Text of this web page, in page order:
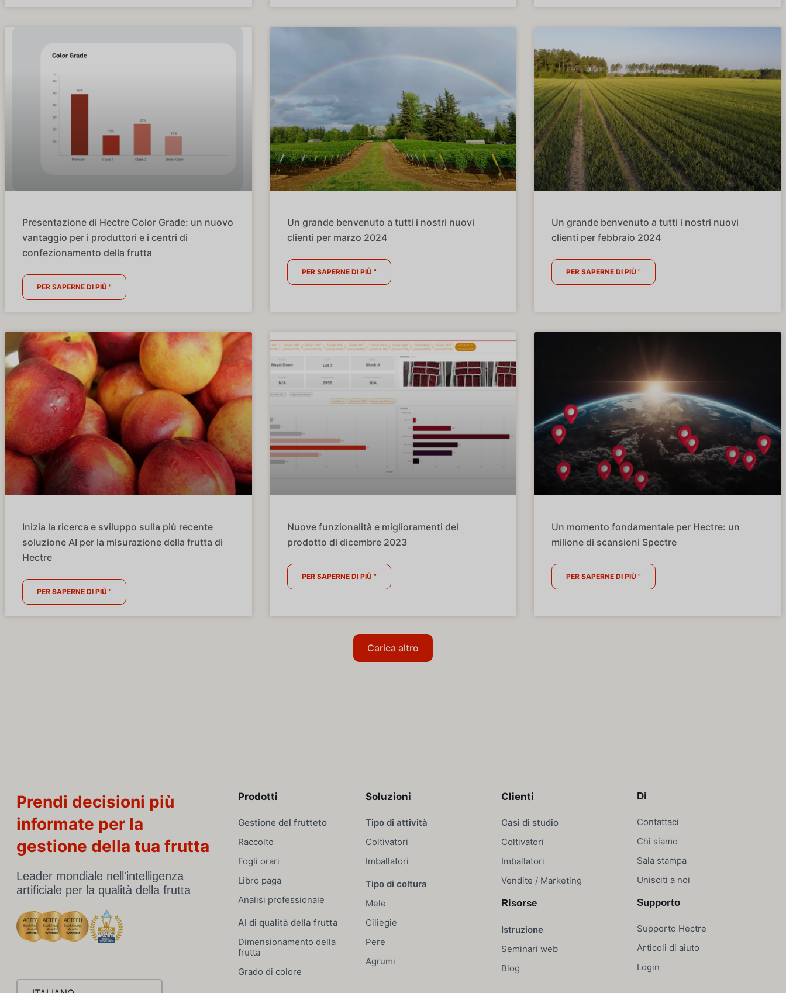
Presentazione di Hectre Color Grade: un nuovo
vantaggio per i produttori e i centri di
confezionamento della frutta
PER SAPERNE DI PIÙ "
Un grande benvenuto a tutti i nostri nuovi
clienti per marzo 2024
PER SAPERNE DI PIÙ "
Un grande benvenuto a tutti i nostri nuovi
clienti per febbraio 2024
PER SAPERNE DI PIÙ "
Inizia la ricerca e sviluppo sulla più recente
soluzione AI per la misurazione della frutta di
Hectre
PER SAPERNE DI PIÙ "
Nuove funzionalità e miglioramenti del
prodotto di dicembre 2023
PER SAPERNE DI PIÙ "
Un momento fondamentale per Hectre: un
milione di scansioni Spectre
PER SAPERNE DI PIÙ "
Carica altro
Prendi decisioni più
informate per la
gestione della tua frutta
Leader mondiale nell'intelligenza
artificiale per la qualità della frutta
Prodotti
Gestione del frutteto
Raccolto
Fogli orari
Libro paga
Analisi professionale
AI di qualità della frutta
Dimensionamento della
frutta
Grado di colore
Soluzioni
Tipo di attività
Coltivatori
Imballatori
Tipo di coltura
Mele
Ciliegie
Pere
Agrumi
Clienti
Casi di studio
Coltivatori
Imballatori
Vendite / Marketing
Risorse
Istruzione
Seminari web
Blog
Di
Contattaci
Chi siamo
Sala stampa
Unisciti a noi
Supporto
Supporto Hectre
Articoli di aiuto
Login